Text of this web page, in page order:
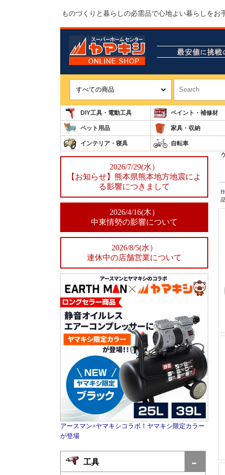
ものづくりと暮らしの必需品で心地よい暮らしをお
DIY工具・電動工具 ペイント・補修材
ペット用品 家具・収納
インテリア・寝具 自転車
2026/7/29(水）
【お知らせ】熊本県熊本地方地震によ
る影響につきまして
2026/4/16(木）
中東情勢の影響について
2026/8/5(水）
連休中の店舗営業について
アースマン×ヤマキシコラボ！ヤマキシ限定カラー
が登場
工具